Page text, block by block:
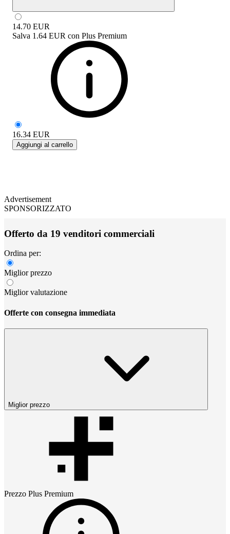
14.70 EUR
Salva 1.64 EUR con Plus Premium
16.34 EUR
Aggiungi al carrello
Advertisement
SPONSORIZZATO
Offerto da 19 venditori commerciali
Ordina per:
Miglior prezzo
Miglior valutazione
Offerte con consegna immediata
Miglior prezzo
Prezzo Plus Premium